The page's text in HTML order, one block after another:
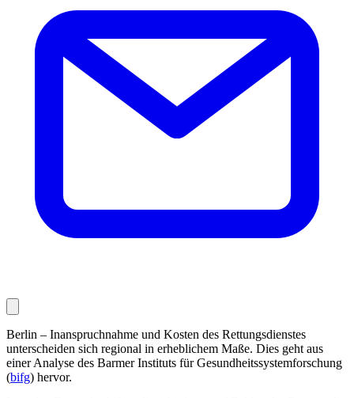
Berlin – Inanspruchnahme und Kosten des Rettungsdienstes
unterscheiden sich regional in erheblichem Maße. Dies geht aus
einer Analyse des Barmer Instituts für Gesundheitssystemforschung
(bifg) hervor.